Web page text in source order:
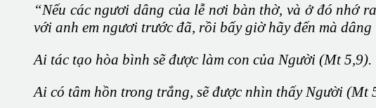
“Nếu các ngươi dâng của lễ nơi bàn thờ, và ở đó nhớ
với anh em ngươi trước đã, rồi bấy giờ hãy đến mà
Ai tác tạo hòa bình sẽ được làm con của Người (Mt 5,9).
Ai có tâm hồn trong trắng, sẽ được nhìn thấy Người (Mt